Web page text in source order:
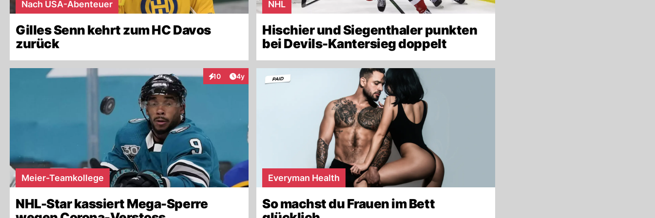
Nach USA-Abenteuer
Gilles Senn kehrt zum HC Davos
zurück
NHL
Hischier und Siegenthaler punkten
bei Devils-Kantersieg doppelt
10
InteraktionenArtikel veröffentlicht:
4y
Meier-Teamkollege
NHL-Star kassiert Mega-Sperre
Everyman Health
So machst du Frauen im Bett